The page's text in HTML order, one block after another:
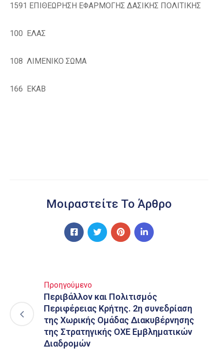
1591 ΕΠΙΘΕΩΡΗΣΗ ΕΦΑΡΜΟΓΗΣ ΔΑΣΙΚΗΣ ΠΟΛΙΤΙΚΗΣ
100 ΕΛΑΣ
108 ΛΙΜΕΝΙΚΟ ΣΩΜΑ
166 ΕΚΑΒ
Μοιραστείτε Το Άρθρο
Προηγούμενο
Περιβάλλον και Πολιτισμός
Περιφέρειας Κρήτης. 2η συνεδρίαση
της Χωρικής Ομάδας Διακυβέρνησης
της Στρατηγικής ΟΧΕ Εμβληματικών
Διαδρομών